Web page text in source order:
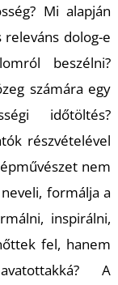
Mi alapján
dolog-e
beszélni?
számára egy
időtöltés?
részvételével
nem
formálja a
inspirálni,
fel, hanem
A